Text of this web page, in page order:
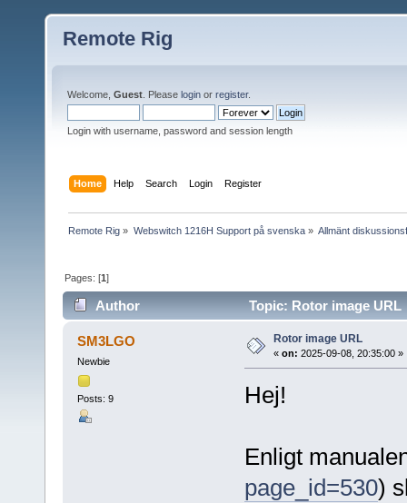
Remote Rig
Welcome, Guest . Please login or register.
Login with username, password and session length
Home Help Search Login Register
Remote Rig » Webswitch 1216H Support på svenska» Allmänt
Pages: [1]
Author Topic: Rotor image URL
SM3LGO
Newbie
Posts: 9
Rotor image URL
« on: 2025-09-08, 20:35:00 »
Hej!
Enligt
page_id=530)